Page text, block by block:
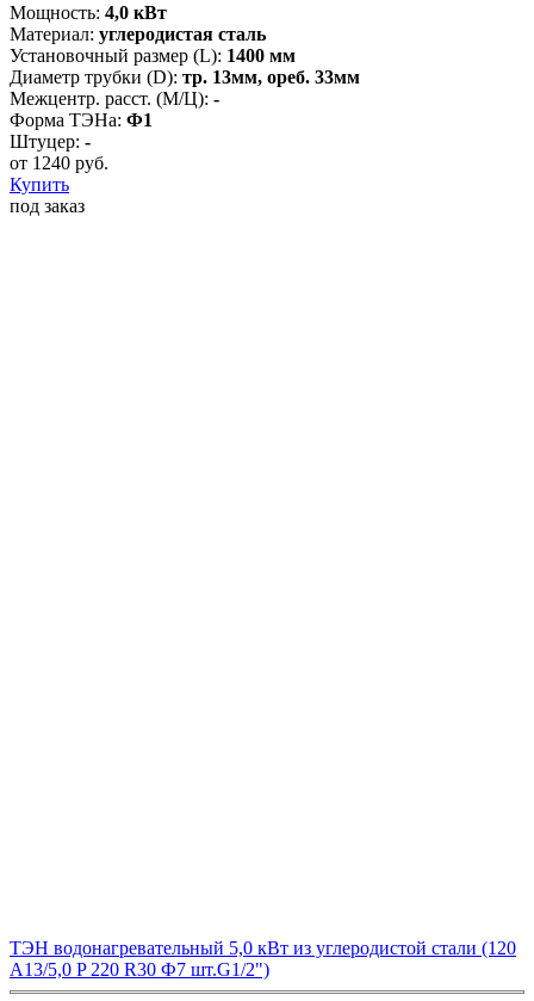
Мощность: 4,0 кВт
Материал: углеродистая сталь
Установочный размер (L): 1400 мм
Диаметр трубки (D): тр. 13мм, ореб. 33мм
Межцентр. расст. (М/Ц): -
Форма ТЭНа: Ф1
Штуцер: -
от 1240 руб.
Купить
под заказ
ТЭН водонагревательный 5,0 кВт из углеродистой стали (120
А13/5,0 P 220 R30 Ф7 шт.G1/2")